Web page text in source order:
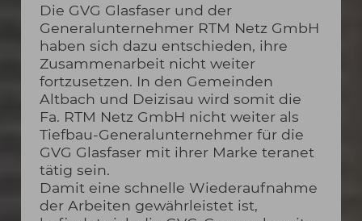
Die GVG Glasfaser und der
Generalunternehmer RTM Netz GmbH
haben sich dazu entschieden, ihre
Zusammenarbeit nicht weiter
fortzusetzen. In den Gemeinden
Altbach und Deizisau wird somit die
Fa. RTM Netz GmbH nicht weiter als
Tiefbau-Generalunternehmer für die
GVG Glasfaser mit ihrer Marke teranet
tätig sein.
Damit eine schnelle Wiederaufnahme
der Arbeiten gewährleistet ist,